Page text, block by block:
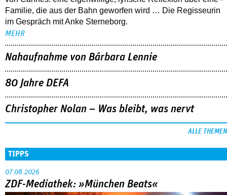
80 Jahre DEFA
Christopher Nolan – Was bleibt, was nervt
TIPPS
07.08.2026
ZDF-Mediathek: »München Beats«